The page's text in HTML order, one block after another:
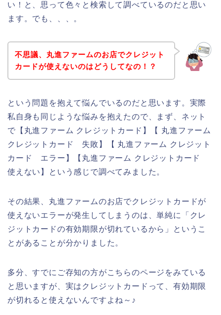
い！と、思って色々と検索して調べているのだと思い
ます。でも、、、。
不思議、丸進ファームのお店でクレジット
カードが使えないのはどうしてなの！？
という問題を抱えて悩んでいるのだと思います。実際
私自身も同じような悩みを抱えたので、まず、ネット
で【丸進ファーム クレジットカード】【 丸進ファーム
クレジットカード 失敗】【 丸進ファーム クレジット
カード エラー】【丸進ファーム クレジットカード
使えない】という感じで調べてみました。
その結果、丸進ファームのお店でクレジットカードが
使えないエラーが発生してしまうのは、単純に「クレ
ジットカードの有効期限が切れているから」というこ
とがあることが分かりました。
多分、すでにご存知の方がこちらのページをみている
と思いますが、実はクレジットカードって、有効期限
が切れると使えないんですよね～♪